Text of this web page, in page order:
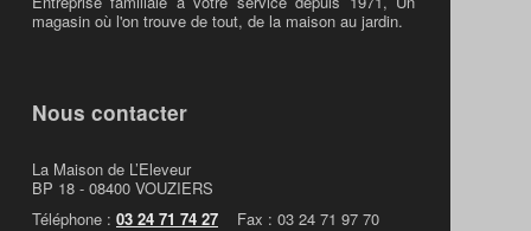
magasin où l'on trouve de tout, de la maison au jardin.
Nous contacter
La Maison de L’Eleveur
BP 18 - 08400 VOUZIERS
Téléphone : 03 24 71 74 27 Fax : 03 24 71 97 70